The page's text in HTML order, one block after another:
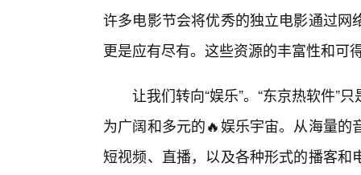
许多电影节会将优秀的独立电影通过
更是应有尽有。这些资源的丰富性和可
让我们转向“娱乐”。“东京热软件”
为广阔和多元的🔥娱乐宇宙。从海量
短视频、直播，以及各种形式的播客